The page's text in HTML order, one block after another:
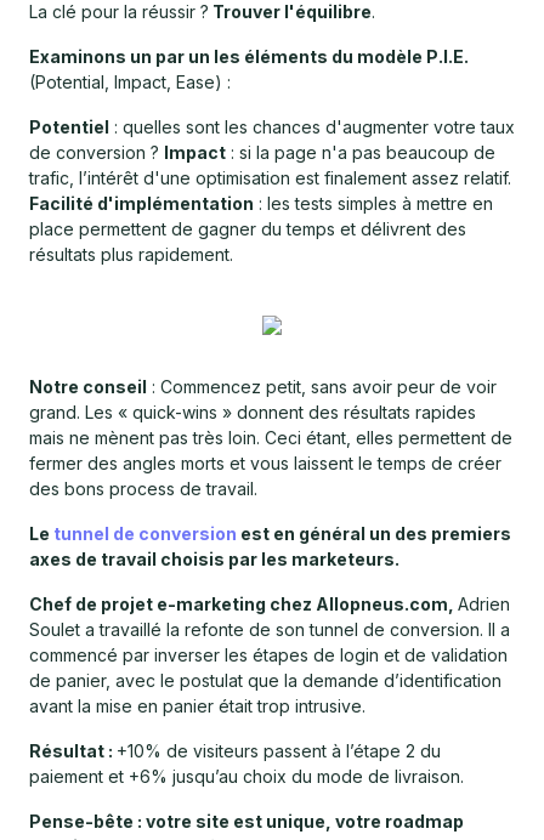
La clé pour la réussir ? Trouver l'équilibre.
Examinons un par un les éléments du modèle P.I.E.
(Potential, Impact, Ease) :
Potentiel : quelles sont les chances d'augmenter votre taux
de conversion ? Impact : si la page n'a pas beaucoup de
trafic, l’intérêt d'une optimisation est finalement assez relatif.
Facilité d'implémentation : les tests simples à mettre en
place permettent de gagner du temps et délivrent des
résultats plus rapidement.
Notre conseil : Commencez petit, sans avoir peur de voir
grand. Les « quick-wins » donnent des résultats rapides
mais ne mènent pas très loin. Ceci étant, elles permettent de
fermer des angles morts et vous laissent le temps de créer
des bons process de travail.
Le tunnel de conversion est en général un des premiers
axes de travail choisis par les marketeurs.
Chef de projet e-marketing chez Allopneus.com, Adrien
Soulet a travaillé la refonte de son tunnel de conversion. Il a
commencé par inverser les étapes de login et de validation
de panier, avec le postulat que la demande d’identification
avant la mise en panier était trop intrusive.
Résultat : +10% de visiteurs passent à l’étape 2 du
paiement et +6% jusqu’au choix du mode de livraison.
Pense-bête : votre site est unique, votre roadmap